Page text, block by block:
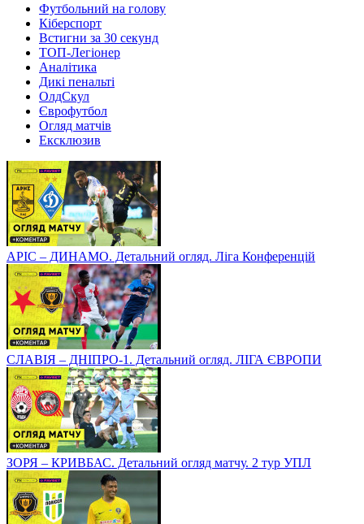
Футбольний на голову
Кіберспорт
Встигни за 30 секунд
ТОП-Легіонер
Аналітика
Дикі пенальті
ОлдСкул
Єврофутбол
Огляд матчів
Ексклюзив
АРІС – ДИНАМО. Детальний огляд. Ліга Конференцій
СЛАВІЯ – ДНІПРО-1. Детальний огляд. ЛІГА ЄВРОПИ
ЗОРЯ – КРИВБАС. Детальний огляд матчу. 2 тур УПЛ